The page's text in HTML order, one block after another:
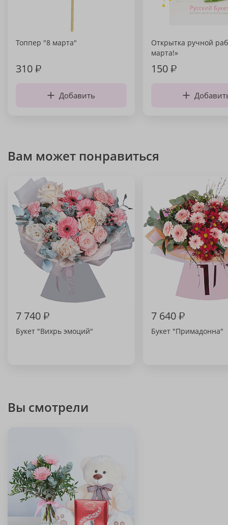
Топпер "8 марта"
310₽
Добавить
Открытка ручной
марта!»
150₽
Вам может понравиться
7 740₽
Букет "Вихрь эмоций"
7 640₽
Букет "Примадонна"
Вы смотрели